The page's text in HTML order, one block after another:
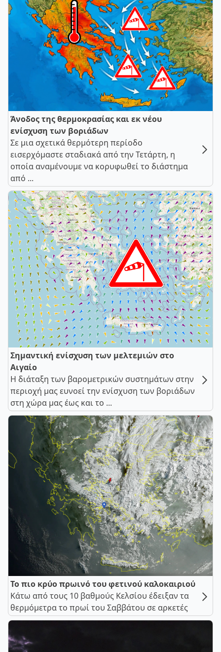
Άνοδος της θερμοκρασίας και εκ νέου
ενίσχυση των βοριάδων
Σε μια σχετικά θερμότερη περίοδο
εισερχόμαστε σταδιακά από την Τετάρτη, η
οποία αναμένουμε να κορυφωθεί το διάστημα
από ...
Σημαντική ενίσχυση των μελτεμιών στο
Αιγαίο
Η διάταξη των βαρομετρικών συστημάτων στην
περιοχή μας ευνοεί την ενίσχυση των βοριάδων
στη χώρα μας έως και το ...
Το πιο κρύο πρωινό του φετινού καλοκαιριού
Κάτω από τους 10 βαθμούς Κελσίου έδειξαν τα
θερμόμετρα το πρωί του Σαββάτου σε αρκετές